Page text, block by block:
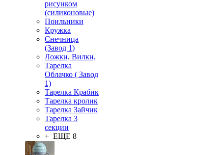
рисунком
(силиконовые)
Поильники
Кружка
Снечница
(Завод 1)
Ложки, Вилки,
Тарелка
Облачко ( Завод
1)
Тарелка Крабик
Тарелка кролик
Тарелка Зайчик
Тарелка 3
секции
+ ЕЩЕ 8